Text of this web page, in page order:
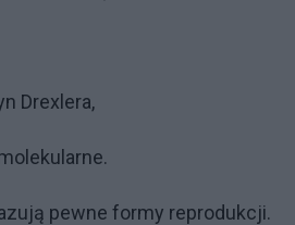
Drexlera,
pewne formy reprodukcji.